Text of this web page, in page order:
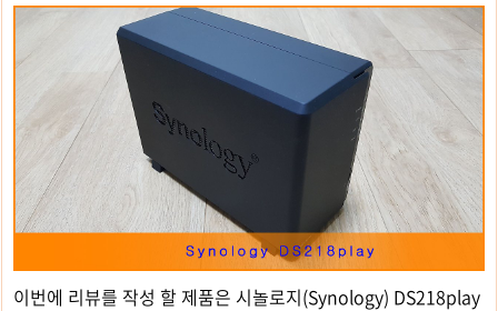
이번에 리뷰를 작성 할 제품은 시놀로지(Synology) DS218play